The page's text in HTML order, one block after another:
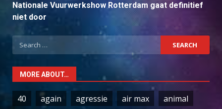
Nationale Vuurwerkshow Rotterdam gaat definitief
niet door
Search
for:
MORE ABOUT…
40 again agressie air max
animal